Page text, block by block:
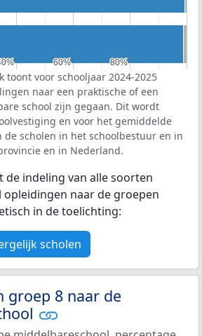
60%
60% 80%
80%
toont voor schooljaar 2024-2025
naar een praktische of een
school zijn gegaan. Dit wordt
en voor het gemiddelde
de scholen in het schoolbestuur en in
en in Nederland.
de indeling van alle soorten
naar de groepen
in de toelichting:
scholen
groep 8 naar de